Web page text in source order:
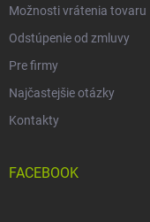
Možnosti vrátenia tovaru
Odstúpenie od zmluvy
Pre firmy
Najčastejšie otázky
Kontakty
FACEBOOK